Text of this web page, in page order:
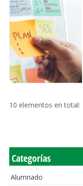
10 elementos en total:
Categorías
Alumnado